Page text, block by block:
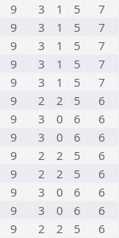
9 3 1 5
7
9 3 1 5
7
9 3 1 5
7
9 3 1 5
7
9 3 1 5
7
9 2 2 5
6
9 3 0 6
6
9 3 0 6
6
9 2 2 5
6
9 2 2 5
6
9 3 0 6
6
9 3 0 6
6
9 2 2 5
6